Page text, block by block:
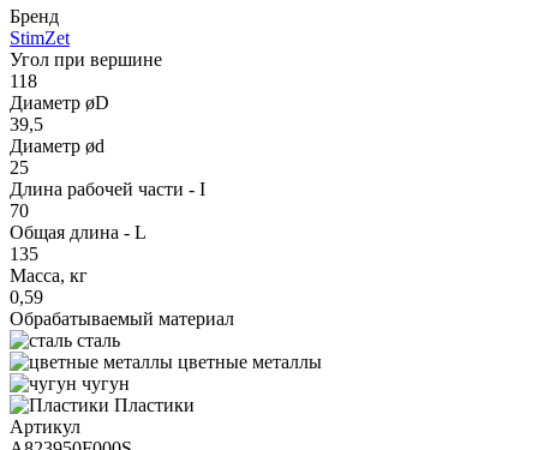
Бренд
StimZet
Угол при вершине
118
Диаметр øD
39,5
Диаметр ød
25
Длина рабочей части - I
70
Общая длина - L
135
Масса, кг
0,59
Обрабатываемый материал
сталь
цветные металлы
чугун
Пластики
Артикул